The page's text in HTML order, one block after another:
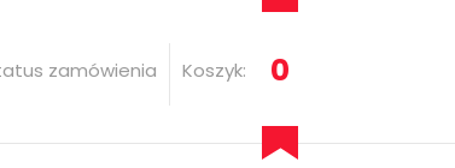
zamówienia Koszyk: 0